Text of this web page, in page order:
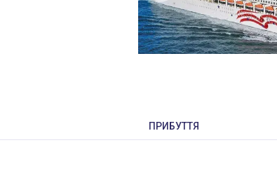
ПРИБУТТЯ